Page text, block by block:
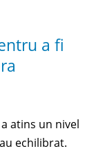
a fi
atins un nivel
echilibrat.